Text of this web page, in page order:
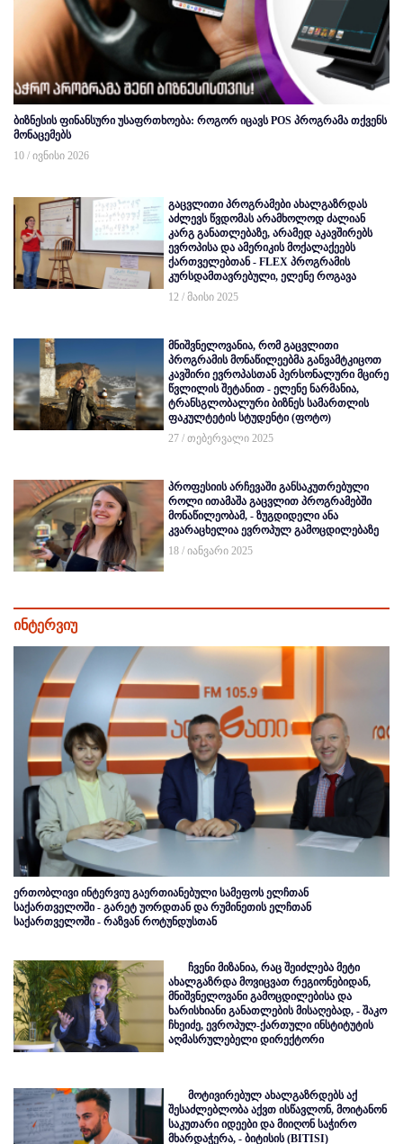
ბიზნესის ფინანსური უსაფრთხოება: როგორ იცავს POS პროგრამა თქვენს
მონაცემებს
10 / ივნისი 2026
გაცვლითი პროგრამები ახალგაზრდას
აძლევს წვდომას არამხოლოდ ძალიან
კარგ განათლებაზე, არამედ აკავშირებს
ევროპისა და ამერიკის მოქალაქეებს
ქართველებთან - FLEX პროგრამის
კურსდამთავრებული, ელენე როგავა
12 / მაისი 2025
მნიშვნელოვანია, რომ გაცვლითი
პროგრამის მონაწილეებმა განვამტკიცოთ
კავშირი ევროპასთან პერსონალური მცირე
წვლილის შეტანით - ელენე ნარმანია,
ტრანსგლობალური ბიზნეს სამართლის
ფაკულტეტის სტუდენტი (ფოტო)
27 / თებერვალი 2025
პროფესიის არჩევაში განსაკუთრებული
როლი ითამაშა გაცვლით პროგრამებში
მონაწილეობამ, - ზუგდიდელი ანა
კვარაცხელია ევროპულ გამოცდილებაზე
18 / იანვარი 2025
ინტერვიუ
ერთობლივი ინტერვიუ გაერთიანებული სამეფოს ელჩთან
საქართველოში - გარეტ უორდთან და რუმინეთის ელჩთან
საქართველოში - რაზვან როტუნდუსთან
ჩვენი მიზანია, რაც შეიძლება მეტი
ახალგაზრდა მოვიცვათ რეგიონებიდან,
მნიშვნელოვანი გამოცდილებისა და
ხარისხიანი განათლების მისაღებად, - შაკო
ჩხეიძე, ევროპულ-ქართული ინსტიტუტის
აღმასრულებელი დირექტორი
მოტივირებულ ახალგაზრდებს აქ
შესაძლებლობა აქვთ ისწავლონ, მოიტანონ
საკუთარი იდეები და მიიღონ საჭირო
მხარდაჭერა, - ბიტისის (BITISI)